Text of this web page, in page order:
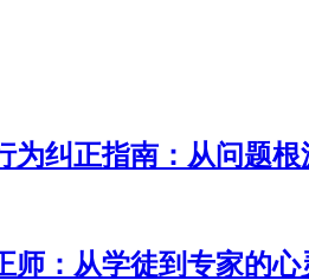
为纠正指南：从问题
师：从学徒到专家的